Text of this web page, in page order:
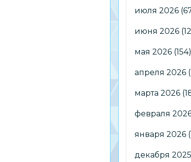
июля 2026
июня 2026
мая 2026 (154)
апреля 2026
марта 2026
февраля
января 2026
декабря 2025